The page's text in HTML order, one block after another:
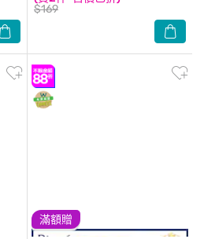
$169
滿額贈